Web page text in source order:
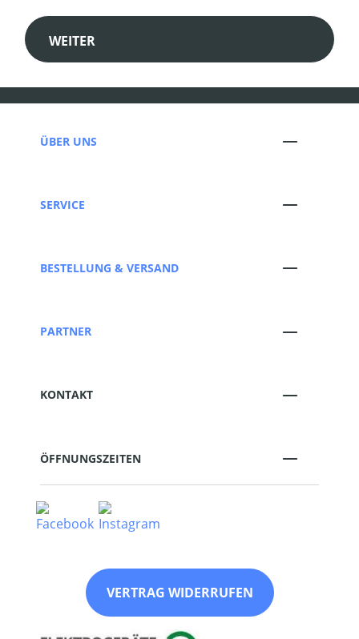
WEITER
ÜBER UNS
SERVICE
BESTELLUNG & VERSAND
PARTNER
KONTAKT
ÖFFNUNGSZEITEN
VERTRAG WIDERRUFEN